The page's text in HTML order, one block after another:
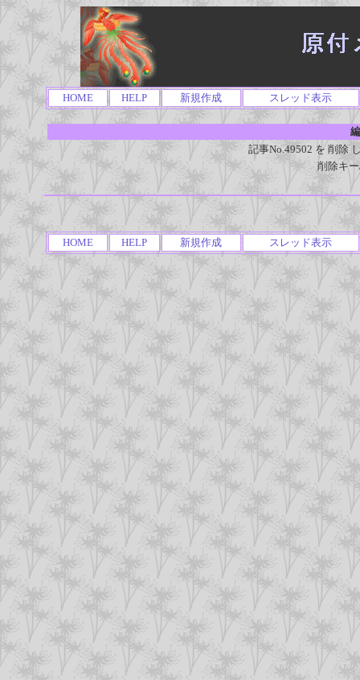
HOME HELP 新規作成 スレッド表示
記事No.49502 を 削除
削除キ
HOME HELP 新規作成 スレッド表示